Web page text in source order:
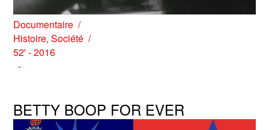
Documentaire
Histoire,Société
52' - 2016
BETTY BOOP FOR EVER